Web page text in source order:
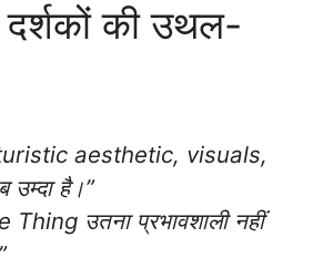
की उथल-
aesthetic, visuals,
है।”
Thing उतना प्रभावशाली नहीं